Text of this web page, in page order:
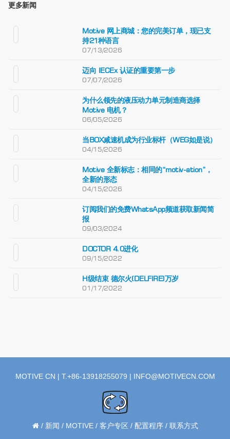
更多新闻
Motive 网上商城：您的完美订单，现已支
持21种语言
07/13/2026
迈向 IECEx 认证的重要第一步
07/07/2026
为什么领先的液压动力单元制造商选择
Motive 电机？
06/05/2026
当BOX减速机成为行业标杆（WEG如是说）
04/15/2026
Motive 全新标志：相同的“motiv-ation”，
全新的形态
04/15/2026
订阅我们的免费WhatsApp频道获取新闻简
报
09/03/2024
DOCTOR 4.0进化
09/15/2022
H级结束 德尔火(DELFIRE)万岁
01/17/2022
MOTIVE CN | T.+86-13918255079 | INFO@MOTIVECN.COM
/ 新闻 / MOTIVE/ 客户专区 / 配置程序/ 联系方式